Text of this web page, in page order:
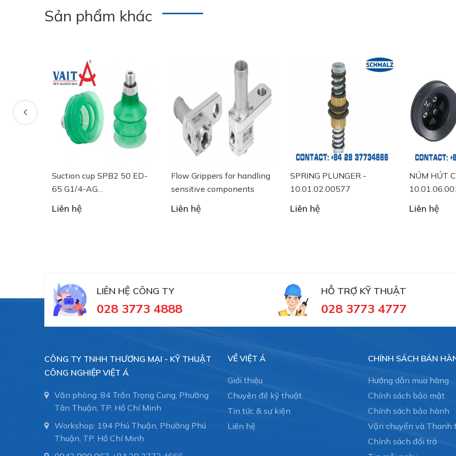
Sản phẩm khác
Previous
Flow Grippers for handling
sensitive components
Liên hệ
SPRING PLUNGER -
10.01.02.00577
Liên hệ
NÚM HÚT CHÂN KHÔNG -
10.01.06.00118
Liên hệ
MANUAL
Liên hệ
LIÊN HỆ CÔNG TY
028 3773 4888
HỖ TRỢ KỸ THUẬT
028 3773 4777
CÔNG TY TNHH THƯƠNG MẠI - KỸ THUẬT
CÔNG NGHIỆP VIỆT Á
Văn phòng: 84 Trần Trọng Cung, Phường
Tân Thuận, TP. Hồ Chí Minh
Workshop: 194 Phú Thuận, Phường Phú
Thuận, TP. Hồ Chí Minh
VỀ VIỆT Á
Giới thiệu
Chuyên đề kỹ thuật
Tin tức & sự kiện
Liên hệ
CHÍNH SÁCH BÁN
Hướng dẫn mua hàng
Chính sách bảo mật
Chính sách bảo hành
Vận chuyển và Thanh
Chính sách đổi trả